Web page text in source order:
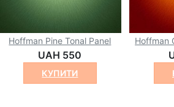
Hoffman Pine Tonal Panel
UAH 550
КУПИТИ
Hoffman